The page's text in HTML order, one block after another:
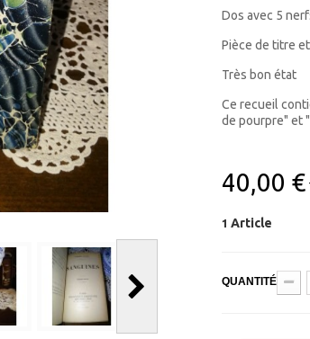
Dos avec 5
Pièce de titre
Très bon état
Ce recueil
de pourpre" et
40,00 €
1 Article
QUANTITÉ